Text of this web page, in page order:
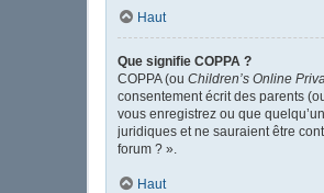
Haut
Que signifie COPPA ?
COPPA (ou Children’s Online
consentement écrit des parents
vous enregistrez ou que
juridiques et ne sauraient être
forum ? ».
Haut